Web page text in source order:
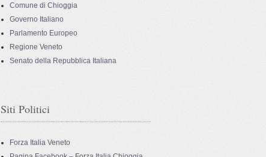
Comune di Chioggia
Governo Italiano
Parlamento Europeo
Regione Veneto
Senato della Repubblica Italiana
Siti Politici
Forza Italia Veneto